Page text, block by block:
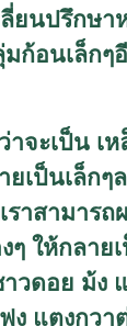
ยนปรึกษา
มก้อนเล็ก
าจะเป็น
เป็นเล็ก
ราสามาร
ๆ ให้กลา
ดอย ม้ง
แตงกวา